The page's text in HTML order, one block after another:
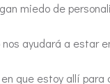
miedo de
ayudará a estar
que estoy allí para